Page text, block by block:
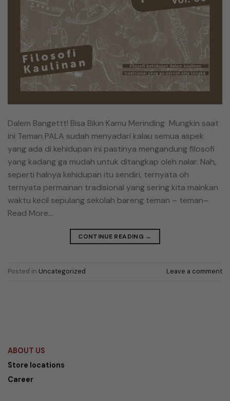
Dalem Bangettt! Bisa Bikin Kamu Merinding Mungkin saat
ini Teman PALA sudah menyadari kalau semua aspek
yang ada di kehidupan ini pastinya mengandung filosofi
yang kadang ga mudah untuk ditangkap oleh nalar. Nah,
seperti halnya kehidupan itu sendiri, ternyata oh
ternyata permainan tradisional yang sering kita mainkan
waktu kecil sepulang sekolah bareng teman – teman–
Read More…
CONTINUE READING →
Posted in Uncategorized Leave a comment
ABOUT US
Store locations
Career